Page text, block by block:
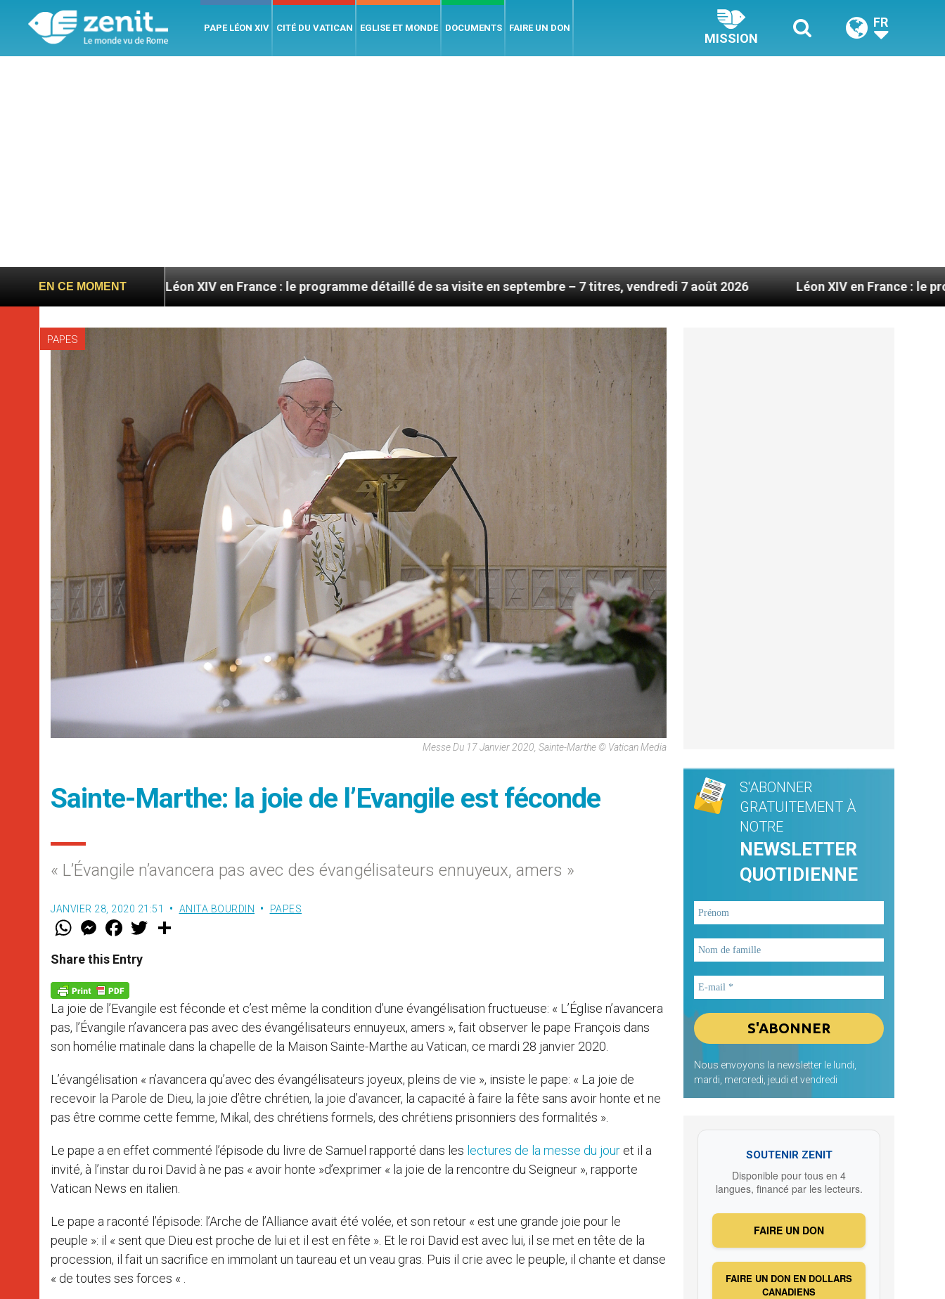
PAPE LÉON XIV CITÉ DU VATICAN EGLISE ET MONDE DOCUMENTS FAIRE UN DON
MISSION
FR
EN CE MOMENT
Léon XIV en France : le programme détaillé de sa visite en septembre – 7 titres, vendredi 7 août 2026 Léon XIV en France : le programme détaillé
PAPES
Messe Du 17 Janvier 2020, Sainte-Marthe © Vatican Media
Sainte-Marthe: la joie de l’Evangile est féconde
« L’Évangile n’avancera pas avec des évangélisateurs ennuyeux, amers »
JANVIER 28, 2020 21:51 ANITA BOURDIN PAPES
W
t
s
p
p
M
e
s
e
g
e
r
F
a
e
b
k
w
Share this Entry
La joie de l’Evangile est féconde et c’est même la condition d’une évangélisation fructueuse: « L’Église n’avancera
pas, l’Évangile n’avancera pas avec des évangélisateurs ennuyeux, amers », fait observer le pape François dans
son homélie matinale dans la chapelle de la Maison Sainte-Marthe au Vatican, ce mardi 28 janvier 2020.
L’évangélisation « n’avancera qu’avec des évangélisateurs joyeux, pleins de vie », insiste le pape: « La joie de
recevoir la Parole de Dieu, la joie d’être chrétien, la joie d’avancer, la capacité à faire la fête sans avoir honte et ne
pas être comme cette femme, Mikal, des chrétiens formels, des chrétiens prisonniers des formalités ».
Le pape a en effet commenté l’épisode du livre de Samuel rapporté dans les lectures de la messe du jour et il a
invité, à l’instar du roi David à ne pas « avoir honte »d’exprimer « la joie de la rencontre du Seigneur », rapporte
Vatican News en italien.
Le pape a raconté l’épisode: l’Arche de l’Alliance avait été volée, et son retour « est une grande joie pour le
peuple »: il « sent que Dieu est proche de lui et il est en fête ». Et le roi David est avec lui, il se met en tête de la
procession, il fait un sacrifice en immolant un taureau et un veau gras. Puis il crie avec le peuple, il chante et danse
« de toutes ses forces « .
S'ABONNER
GRATUITEMENT À
NOTRE
NEWSLETTER
QUOTIDIENNE
Nous envoyons la newsletter le lundi,
mardi, mercredi, jeudi et vendredi
SOUTENIR ZENIT
Disponible pour tous en 4
langues, financé par les lecteurs.
FAIRE UN DON
FAIRE UN DON EN DOLLARS
CANADIENS